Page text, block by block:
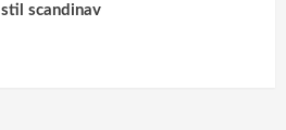
stil scandinav